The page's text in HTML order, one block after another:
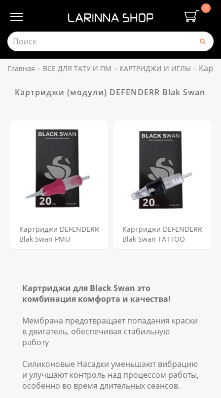
0
Главная ВСЕ ДЛЯ ТАТУ И ПМ КАРТРИДЖИ И ИГЛЫ
Картриджи (модули) DEFENDERR Blak Swan
Картриджи DEFENDERR
Blak Swan PMU
Картриджи DEFENDERR
Blak Swan TATTOO
Картриджи для Black Swan это
комбинация комфорта и качества!
Мембрана предотвращает попадания краски
в двигатель, обеспечивая стабильную
работу
Силиконовые Насадки уменьшают вибрацию
и улучшают контроль над процессом работы,
особенно во время длительных сеансов.